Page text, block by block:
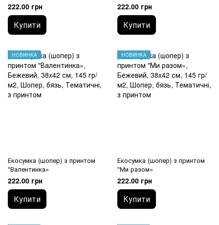
222.00 грн
Купити
222.00 грн
Купити
НОВИНКА
Екосумка (шопер) з принтом
"Валентинка»
222.00 грн
Купити
НОВИНКА
Екосумка (шопер) з принтом
"Ми разом»
222.00 грн
Купити